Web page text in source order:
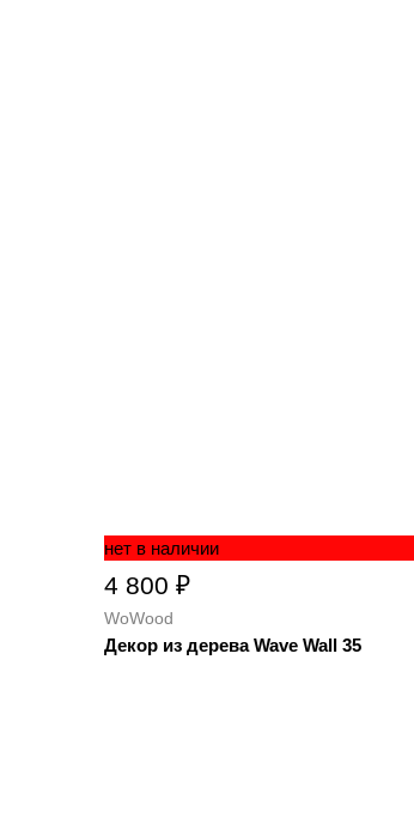
нет в наличии
4 800 ₽
WoWood
Декор из дерева Wave Wall 35